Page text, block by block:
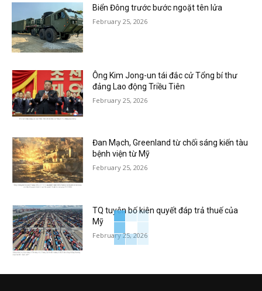
Biển Đông trước bước ngoặt tên lửa
February 25, 2026
Ông Kim Jong-un tái đắc cử Tổng bí thư
đảng Lao động Triều Tiên
February 25, 2026
Đan Mạch, Greenland từ chối sáng kiến tàu
bệnh viện từ Mỹ
February 25, 2026
TQ tuyên bố kiên quyết đáp trả thuế của
Mỹ
February 25, 2026